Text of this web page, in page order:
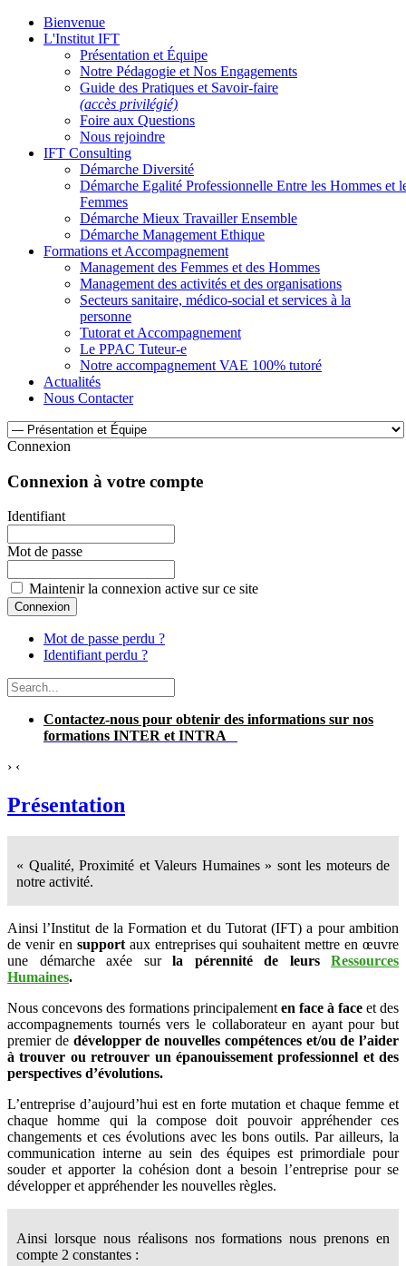
Bienvenue
L'Institut IFT
Présentation et Équipe
Notre Pédagogie et Nos Engagements
Guide des Pratiques et Savoir-faire
(accès privilégié)
Foire aux Questions
Nous rejoindre
IFT Consulting
Démarche Diversité
Démarche Egalité Professionnelle Entre les Hommes et
Femmes
Démarche Mieux Travailler Ensemble
Démarche Management Ethique
Formations et Accompagnement
Management des Femmes et des Hommes
Management des activités et des organisations
Secteurs sanitaire, médico-social et services à la
personne
Tutorat et Accompagnement
Le PPAC Tuteur-e
Notre accompagnement VAE 100% tutoré
Actualités
Nous Contacter
Connexion
Connexion à votre compte
Identifiant
Mot de passe
Maintenir la connexion active sur ce site
Mot de passe perdu ?
Identifiant perdu ?
Contactez-nous pour obtenir des informations sur nos
formations INTER et INTRA
› ‹
Présentation
« Qualité, Proximité et Valeurs Humaines » sont les moteurs de
notre activité.
Ainsi l’Institut de la Formation et du Tutorat (IFT) a pour ambition
de venir en supportaux entreprises qui souhaitent mettre en œuvre
une démarche axée sur la pérennité de leurs Ressources
Humaines.
Nous concevons des formations principalement en face à face et des
accompagnements tournés vers le collaborateur en ayant pour but
premier de développer de nouvelles compétences et/ou de l’aider
à trouver ou retrouver un épanouissement professionnel et des
perspectives d’évolutions.
L’entreprise d’aujourd’hui est en forte mutation et chaque femme et
chaque homme qui la compose doit pouvoir appréhender ces
changements et ces évolutions avec les bons outils. Par ailleurs, la
communication interne au sein des équipes est primordiale pour
souder et apporter la cohésion dont a besoin l’entreprise pour se
développer et appréhender les nouvelles règles.
Ainsi lorsque nous réalisons nos formations nous prenons en
compte 2 constantes :